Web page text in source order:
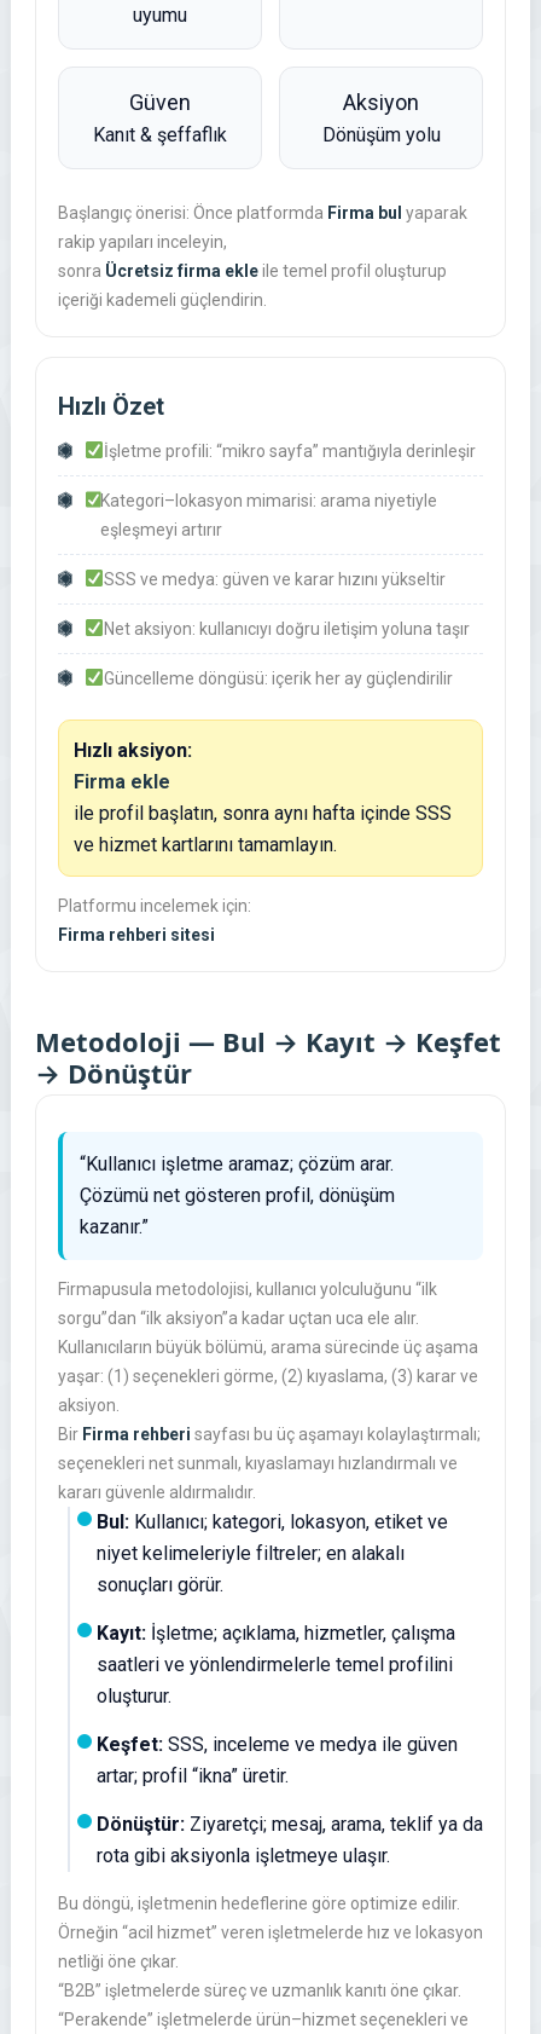
uyumu
Güven
Kanıt & şeffaflık
Aksiyon
Dönüşüm yolu
Başlangıç önerisi: Önce platformda Firma bul yaparak
rakip yapıları inceleyin,
sonra Ücretsiz firma ekleile temel profil oluşturup
içeriği kademeli güçlendirin.
Hızlı Özet
İşletme profili: “mikro sayfa” mantığıyla derinleşir
Kategori–lokasyon mimarisi: arama niyetiyle
eşleşmeyi artırır
SSS ve medya: güven ve karar hızını yükseltir
Net aksiyon: kullanıcıyı doğru iletişim yoluna taşır
Güncelleme döngüsü: içerik her ay güçlendirilir
Hızlı aksiyon:
Firma ekle
ile profil başlatın, sonra aynı hafta içinde SSS
ve hizmet kartlarını tamamlayın.
Platformu incelemek için:
Firma rehberi sitesi
Metodoloji — Bul → Kayıt → Keşfet
→ Dönüştür
“Kullanıcı işletme aramaz; çözüm arar.
Çözümü net gösteren profil, dönüşüm
kazanır.”
Firmapusula metodolojisi, kullanıcı yolculuğunu “ilk
sorgu”dan “ilk aksiyon”a kadar uçtan uca ele alır.
Kullanıcıların büyük bölümü, arama sürecinde üç aşama
yaşar: (1) seçenekleri görme, (2) kıyaslama, (3) karar ve
aksiyon.
Bir Firma rehberi sayfası bu üç aşamayı kolaylaştırmalı;
seçenekleri net sunmalı, kıyaslamayı hızlandırmalı ve
kararı güvenle aldırmalıdır.
Bul:Kullanıcı; kategori, lokasyon, etiket ve
niyet kelimeleriyle filtreler; en alakalı
sonuçları görür.
Kayıt:İşletme; açıklama, hizmetler, çalışma
saatleri ve yönlendirmelerle temel profilini
oluşturur.
Keşfet:SSS, inceleme ve medya ile güven
artar; profil “ikna” üretir.
Dönüştür:Ziyaretçi; mesaj, arama, teklif ya da
rota gibi aksiyonla işletmeye ulaşır.
Bu döngü, işletmenin hedeflerine göre optimize edilir.
Örneğin “acil hizmet” veren işletmelerde hız ve lokasyon
netliği öne çıkar.
“B2B” işletmelerde süreç ve uzmanlık kanıtı öne çıkar.
“Perakende” işletmelerde ürün–hizmet seçenekleri ve